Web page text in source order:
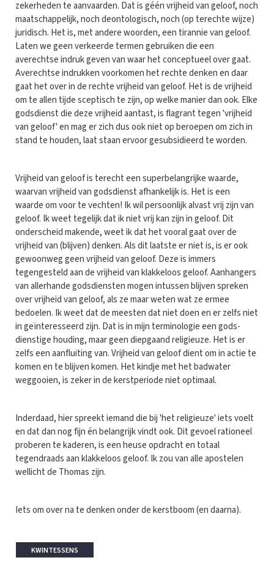
zekerheden te aanvaarden. Dat is géén vrijheid van geloof, noch
maatschappelijk, noch deontologisch, noch (op terechte wijze)
juridisch. Het is, met andere woorden, een tirannie van geloof.
Laten we geen verkeerde termen gebruiken die een
averechtse indruk geven van waar het conceptueel over gaat.
Averechtse indrukken voorkomen het rechte denken en daar
gaat het over in de rechte vrijheid van geloof. Het is de vrijheid
om te allen tijde sceptisch te zijn, op welke manier dan ook. Elke
godsdienst die deze vrijheid aantast, is flagrant tegen 'vrijheid
van geloof' en mag er zich dus ook niet op beroepen om zich in
stand te houden, laat staan ervoor gesubsidieerd te worden.
Vrijheid van geloof is terecht een superbelangrijke waarde,
waarvan vrijheid van godsdienst afhankelijk is. Het is een
waarde om voor te vechten! Ik wil persoonlijk alvast vrij zijn van
geloof. Ik weet tegelijk dat ik niet vrij kan zijn in geloof. Dit
onderscheid makende, weet ik dat het vooral gaat over de
vrijheid van (blijven) denken. Als dit laatste er niet is, is er ook
gewoonweg geen vrijheid van geloof. Deze is immers
tegengesteld aan de vrijheid van klakkeloos geloof. Aanhangers
van allerhande godsdiensten mogen intussen blijven spreken
over vrijheid van geloof, als ze maar weten wat ze ermee
bedoelen. Ik weet dat de meesten dat niet doen en er zelfs niet
in geïnteresseerd zijn. Dat is in mijn terminologie een gods-
dienstige houding, maar geen diepgaand religieuze. Het is er
zelfs een aanfluiting van. Vrijheid van geloof dient om in actie te
komen en te blijven komen. Het kindje met het badwater
weggooien, is zeker in de kerstperiode niet optimaal.
Inderdaad, hier spreekt iemand die bij 'het religieuze' iets voelt
en dat dan nog fijn én belangrijk vindt ook. Dit gevoel rationeel
proberen te kaderen, is een heuse opdracht en totaal
tegendraads aan klakkeloos geloof. Ik zou van alle apostelen
wellicht de Thomas zijn.
Iets om over na te denken onder de kerstboom (en daarna).
KWINTESSENS